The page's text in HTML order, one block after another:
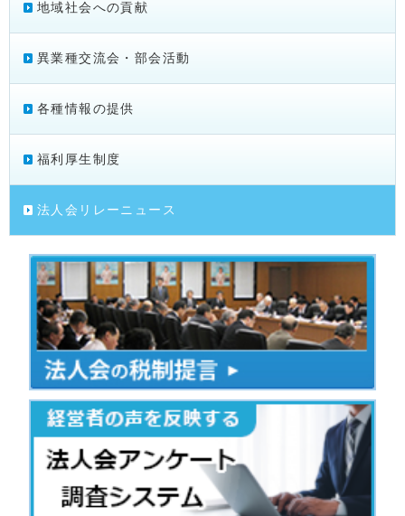
地域社会への貢献
異業種交流会・部会活動
各種情報の提供
福利厚生制度
法人会リレーニュース